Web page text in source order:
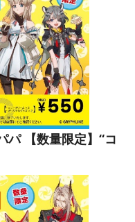
パ 【数量限定】“コ